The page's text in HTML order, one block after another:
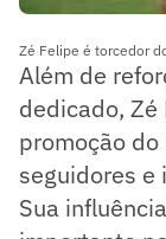
Zé Felipe é torcedor
Além de
dedicado,
promoção do
seguidores e
Sua